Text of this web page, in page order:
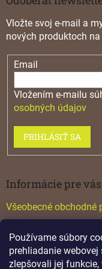
Používame súbory
prehliadanie
zlepšovali jej
Vložte svoj e-mail a
nových produktoch
Email
Vložením e-mailu
osobných údajov
PRIHLÁSIŤ SA
Informácie pre vás
Všeobecné obchodné
Katalógy